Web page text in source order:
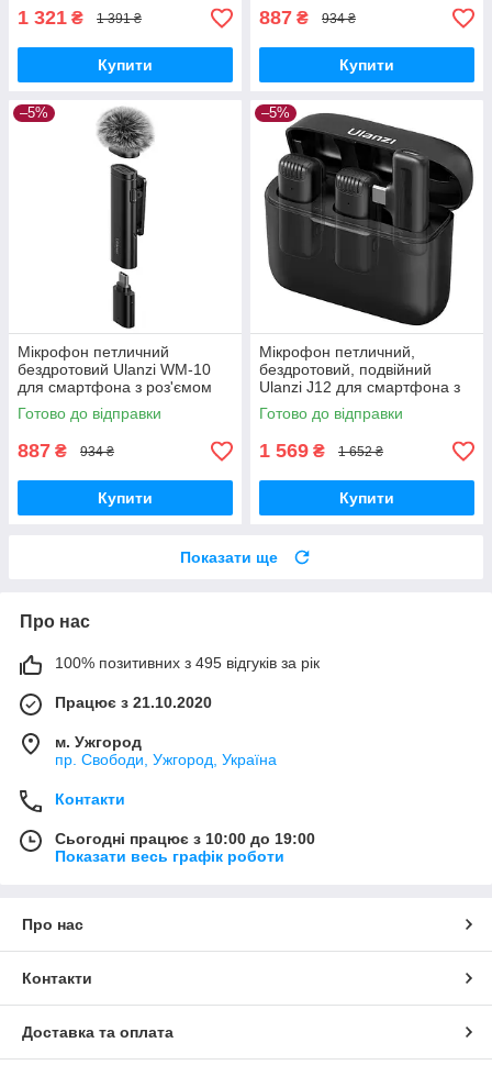
1 321 ₴ 1 391 ₴
Купити
887 ₴ 934 ₴
Купити
–5%
Мікрофон петличний
бездротовий Ulanzi WM-10
для смартфона з роз'ємом
Type-C
Готово до відправки
887 ₴ 934 ₴
Купити
–5%
Мікрофон петличний,
бездротовий, подвійний
Ulanzi J12 для смартфона з
роз'ємом USB Type-C
Готово до відправки
1 569 ₴ 1 652 ₴
Купити
Показати ще
Про нас
100% позитивних з 495 відгуків за рік
Працює з 21.10.2020
м. Ужгород
пр. Свободи, Ужгород, Україна
Контакти
Сьогодні працює з 10:00 до 19:00
Показати весь графік роботи
Про нас
Контакти
Доставка та оплата